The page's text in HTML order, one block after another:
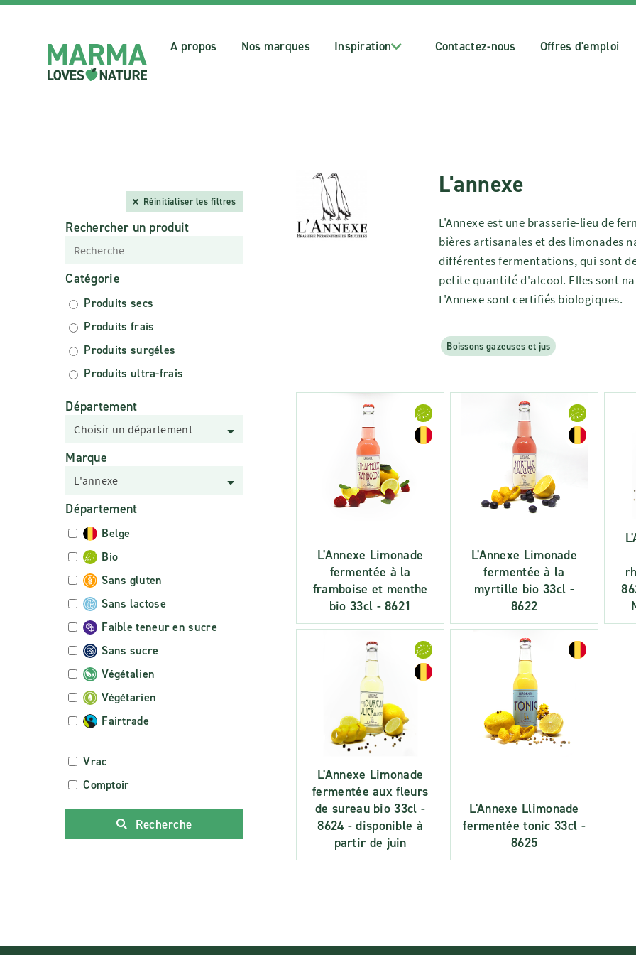
A propos Nos marques Inspiration Contactez-nous Offres d'emploi
Réinitialiser les filtres
Rechercher un produit
Catégorie
Produits secs
Produits frais
Produits surgéles
Produits ultra-frais
Département
Choisir un département
Marque
L'annexe
Département
Belge
Bio
Sans gluten
Sans lactose
Faible teneur en sucre
Sans sucre
Végétalien
Végétarien
Fairtrade
Vrac
Comptoir
Recherche
L'annexe
L'Annexe est une brasserie-lieu de
bières artisanales et des limonades
différentes fermentations, qui sont
petite quantité d'alcool. Elles sont
L'Annexe sont certifiés biologiques.
Boissons gazeuses et jus
L'Annexe Limonade
fermentée à la
framboise et menthe
bio 33cl - 8621
L'Annexe Limonade
fermentée à la
myrtille bio 33cl -
8622
L'Annexe Limonade
fermentée aux fleurs
de sureau bio 33cl -
8624 - disponible à
partir de juin
L'Annexe Llimonade
fermentée tonic 33cl -
8625